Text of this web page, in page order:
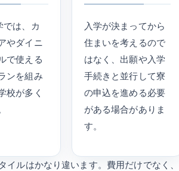
では、カ
やダイニ
で使える
ンを組み
校が多く
入学が決まってから
住まいを考えるので
はなく、出願や入学
手続きと並行して寮
の申込を進める必要
がある場合がありま
す。
ルはかなり違います。費用だけでなく、